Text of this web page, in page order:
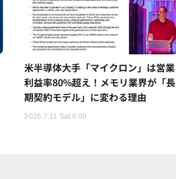
米半導体大手「マイクロン」は営業
利益率80%超え！メモリ業界が「長
期契約モデル」に変わる理由
2026.7.11 Sat 6:00